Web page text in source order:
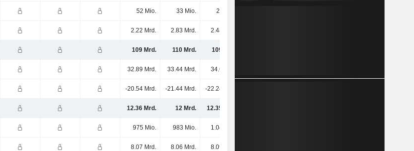
52 Mio. 33 Mio. 22 Mio.
2.22 Mrd. 2.83 Mrd. 2.48 Mrd.
109 Mrd. 110 Mrd. 109 Mrd.
32.89 Mrd. 33.44 Mrd. 34.6 Mrd.
-20.54 Mrd. -21.44 Mrd. -22.24 Mrd.
12.36 Mrd. 12 Mrd. 12.35 Mrd.
975 Mio. 983 Mio. 1.04 Mrd.
8.07 Mrd. 8.06 Mrd. 8.09 Mrd.